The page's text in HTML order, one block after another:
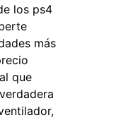
los ps4
más
que